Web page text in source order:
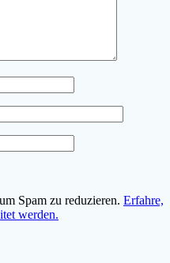
Spam zu reduzieren. Erfahre,
werden.